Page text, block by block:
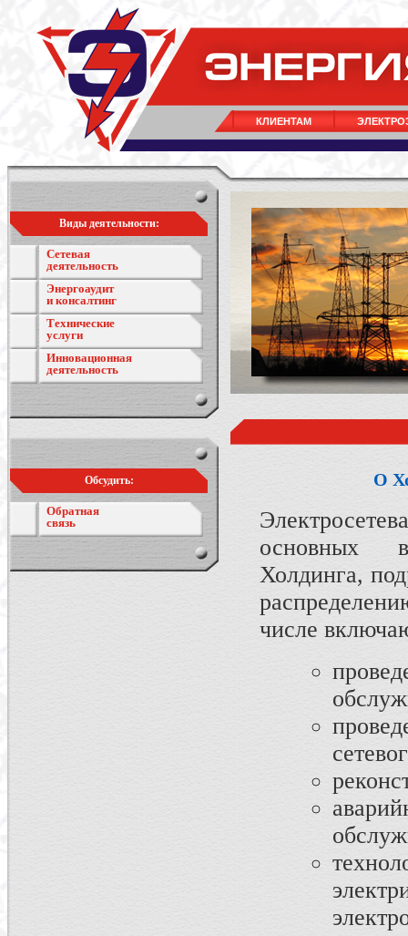
КЛИЕНТАМ
Виды деятельности:
Сетевая
деятельность
Энергоаудит
и консалтинг
Технические
услуги
Инновационная
деятельность
Обсудить:
Обратная
связь
О
основных
Холдинга,
числе